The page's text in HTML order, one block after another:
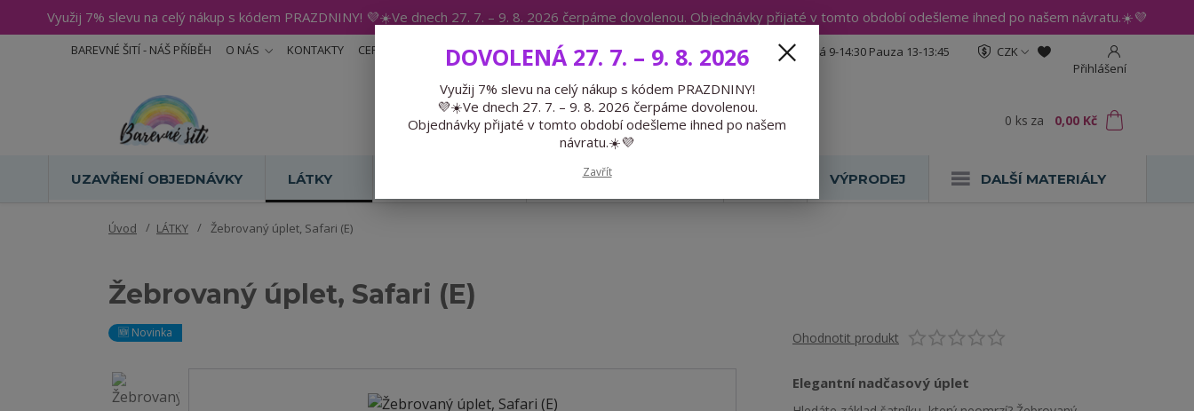
Využij 7% slevu na celý nákup s kódem PRAZDNINY! 💜☀️Ve dnech 27. 7. – 9. 8. 2026 čerpáme dovolenou. Objednávky přijaté v tomto období odešleme ihned po našem návratu.☀️💜
BAREVNÉ ŠITÍ - NÁŠ PŘÍBĚH O NÁS KONTAKTY CERTIFIKÁTY BLOG
CZK
Přihlášení
Hledat
Expedice 775 866 913 Po-Čt 9-15:30 Pá 9-14:30 Pauza 13-13:45
0 ks za 0,00 Kč
UZAVŘENÍ OBJEDNÁVKY LÁTKY PŘEDOBJEDNÁVKY VÝPRODEJ DALŠÍ MATERIÁLY
Úvod LÁTKY Žebrovaný úplet, Safari (E)
Žebrovaný úplet, Safari (E)
🆕 Novinka Ohodnotit produkt
Elegantní nadčasový úplet
DOVOLENÁ 27. 7. – 9. 8. 2026
Využij 7% slevu na celý nákup s kódem PRAZDNINY!
💜☀️Ve dnech 27. 7. – 9. 8. 2026 čerpáme dovolenou.
Objednávky přijaté v tomto období odešleme ihned po našem
návratu.☀️💜
Zavřít